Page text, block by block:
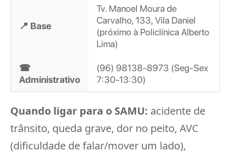
📍 Base
Tv. Manoel Moura de
Carvalho, 133, Vila Daniel
(próximo à Policlínica Alberto
Lima)
☎
Administrativo
(96) 98138-8973 (Seg-Sex
7:30-13:30)
Quando ligar para o SAMU: acidente de
trânsito, queda grave, dor no peito, AVC
(dificuldade de falar/mover um lado),